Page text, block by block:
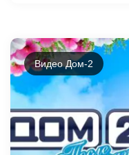
Видео Дом-2